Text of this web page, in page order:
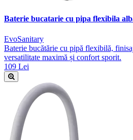
Baterie bucatarie cu pipa flexibila
EvoSanitary
Baterie bucătărie cu pipă flexibilă,
versatilitate maximă și confort sporit.
109 Lei